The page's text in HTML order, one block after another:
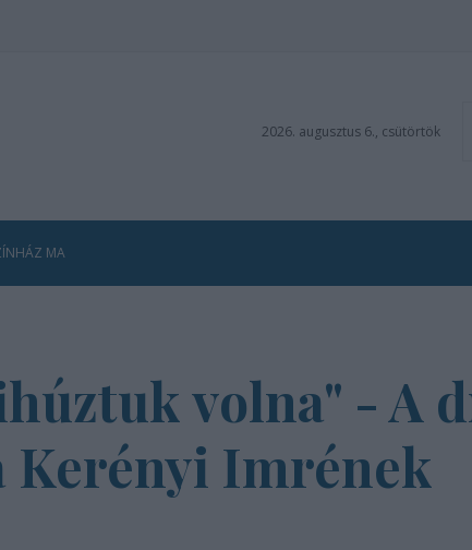
2026. augusztus 6., csütörtök
MA
volna" - A
Kerényi Imrének